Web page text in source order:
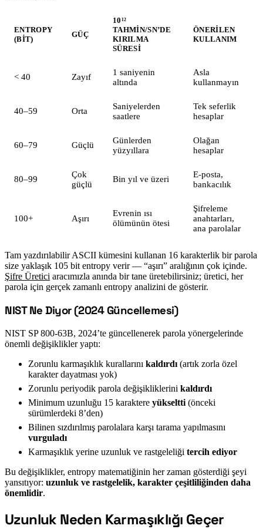
ENTROPY
(BIT)
GÜÇ
10¹²
TAHMIN/SN’DE
KIRILMA
SÜRESI
ÖNERILEN
KULLANIM
< 40 Zayıf
1 saniyenin
altında
Asla
kullanmayın
40–59 Orta
Saniyelerden
saatlere
Tek seferlik
hesaplar
60–79 Güçlü
Günlerden
yüzyıllara
Olağan
hesaplar
80–99
Çok
güçlü
Bin yıl ve üzeri
E-posta,
bankacılık
100+ Aşırı
Evrenin ısı
ölümünün ötesi
Şifreleme
anahtarları,
ana parolalar
Tam yazdırılabilir ASCII kümesini kullanan 16 karakterlik bir parola
size yaklaşık 105 bit entropy verir — “aşırı” aralığının çok içinde.
Şifre Üretici aracımızla anında bir tane üretebilirsiniz; üretici, her
parola için gerçek zamanlı entropy analizini de gösterir.
#
NIST Ne Diyor (2024 Güncellemesi)
NIST SP 800-63B, 2024’te güncellenerek parola yönergelerinde
önemli değişiklikler yaptı:
Zorunlu karmaşıklık kurallarını kaldırdı (artık zorla özel
karakter dayatması yok)
Zorunlu periyodik parola değişikliklerini kaldırdı
Minimum uzunluğu 15 karaktere yükseltti (önceki
sürümlerdeki 8’den)
Bilinen sızdırılmış parolalara karşı tarama yapılmasını
vurguladı
Karmaşıklık yerine uzunluk ve rastgeleliği tercih ediyor
Bu değişiklikler, entropy matematiğinin her zaman gösterdiği şeyi
yansıtıyor: uzunluk ve rastgelelik, karakter çeşitliliğinden daha
önemlidir.
#
Uzunluk Neden Karmaşıklığı Geçer